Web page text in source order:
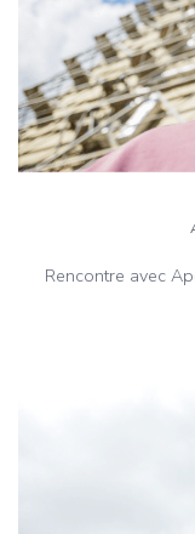
Rencontre avec